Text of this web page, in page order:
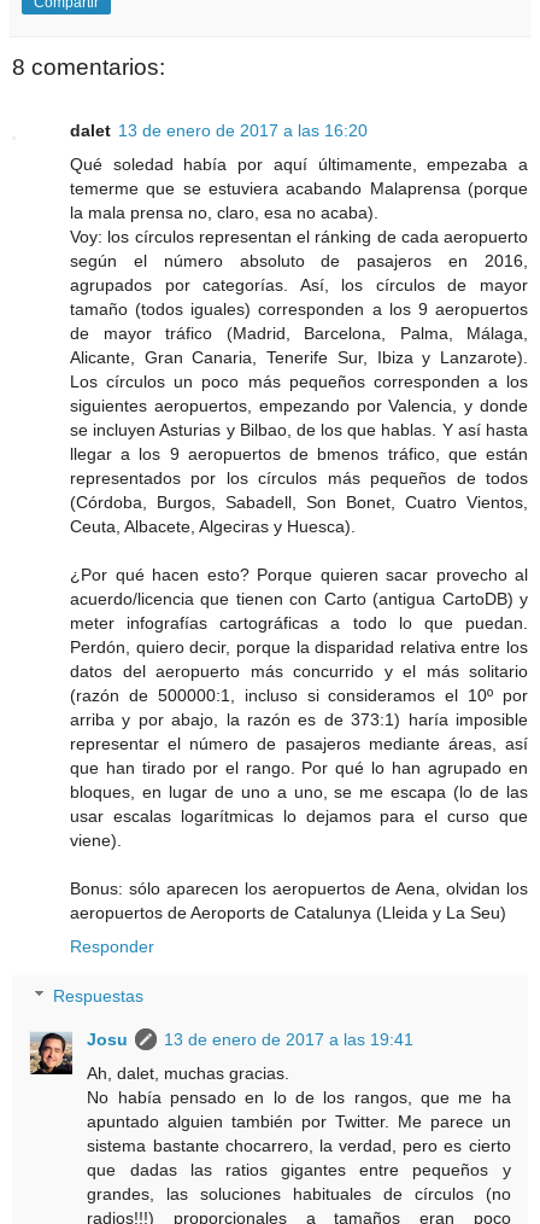
8 comentarios:
dalet 13 de enero de 2017 a las 16:20
Qué soledad había por aquí últimamente, empezaba a
temerme que se estuviera acabando Malaprensa (porque
la mala prensa no, claro, esa no acaba).
Voy: los círculos representan el ránking de cada aeropuerto
según el número absoluto de pasajeros en 2016,
agrupados por categorías. Así, los círculos de mayor
tamaño (todos iguales) corresponden a los 9 aeropuertos
de mayor tráfico (Madrid, Barcelona, Palma, Málaga,
Alicante, Gran Canaria, Tenerife Sur, Ibiza y Lanzarote).
Los círculos un poco más pequeños corresponden a los
siguientes aeropuertos, empezando por Valencia, y donde
se incluyen Asturias y Bilbao, de los que hablas. Y así hasta
llegar a los 9 aeropuertos de bmenos tráfico, que están
representados por los círculos más pequeños de todos
(Córdoba, Burgos, Sabadell, Son Bonet, Cuatro Vientos,
Ceuta, Albacete, Algeciras y Huesca).
¿Por qué hacen esto? Porque quieren sacar provecho al
acuerdo/licencia que tienen con Carto (antigua CartoDB) y
meter infografías cartográficas a todo lo que puedan.
Perdón, quiero decir, porque la disparidad relativa entre los
datos del aeropuerto más concurrido y el más solitario
(razón de 500000:1, incluso si consideramos el 10º por
arriba y por abajo, la razón es de 373:1) haría imposible
representar el número de pasajeros mediante áreas, así
que han tirado por el rango. Por qué lo han agrupado en
bloques, en lugar de uno a uno, se me escapa (lo de las
usar escalas logarítmicas lo dejamos para el curso que
viene).
Bonus: sólo aparecen los aeropuertos de Aena, olvidan los
aeropuertos de Aeroports de Catalunya (Lleida y La Seu)
Responder
Respuestas
Josu
13 de enero de 2017 a las 19:41
Ah, dalet, muchas gracias.
No había pensado en lo de los rangos, que me ha
apuntado alguien también por Twitter. Me parece un
sistema bastante chocarrero, la verdad, pero es cierto
que dadas las ratios gigantes entre pequeños y
grandes, las soluciones habituales de círculos (no
radios!!!) proporcionales a tamaños eran poco